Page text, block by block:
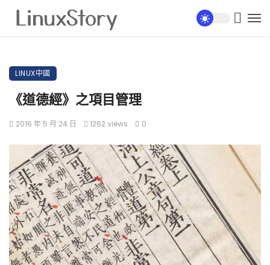
LINUX中國
《道德經》之項目管理
2016 年 5 月 24 日 1262 views 0